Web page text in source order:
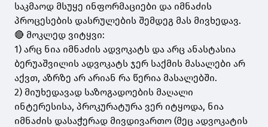
საკმაოდ მსუყე ინფორმაციები და იმნაძის
პროცესების დასრულების შემდეგ მას მივხედავ.
🔴 მოკლედ ვიტყვი:
1) არც ნია იმნაძის ადვოკატს და არც ანასტასია
ბერუაშვილის ადვოკატს ჯერ საქმის მასალები არ
აქვთ, აზრზე არ არიან რა წერია მასალებში.
2) მიუხედავად საზოგადოების მაღალი
ინტერესისა, პროკურატურა ვერ იტყოდა, ნია
იმნაძის დასაჭერად მივდივართო (მეც ადვოკატის